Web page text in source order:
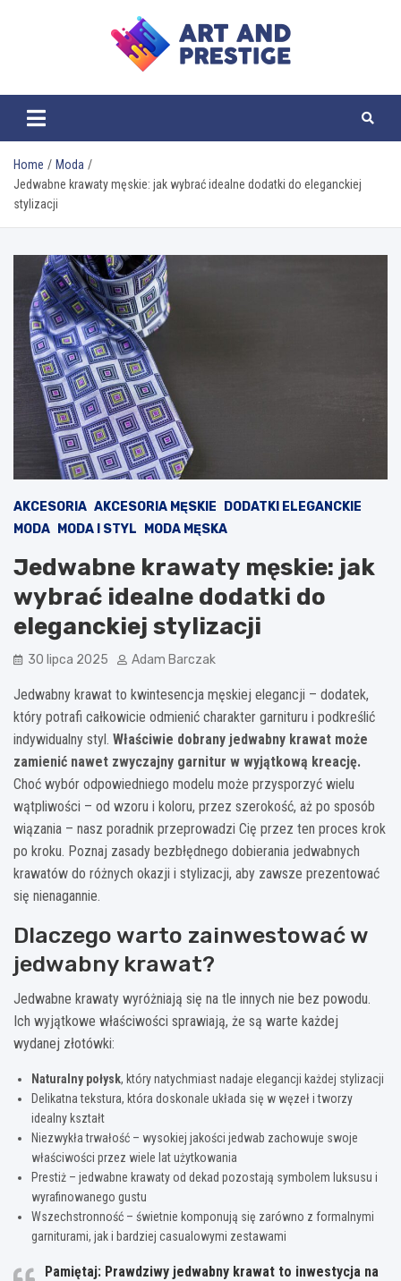
ART AND PRESTIGE
Home
Moda
Jedwabne krawaty męskie: jak wybrać idealne dodatki do eleganckiej
stylizacji
AKCESORIA AKCESORIA MĘSKIE
DODATKI ELEGANCKIE
MODA
MODA I STYL MODA MĘSKA
Jedwabne krawaty męskie: jak
wybrać idealne dodatki do
eleganckiej stylizacji
30 lipca 2025 Adam Barczak
Jedwabny krawat to kwintesencja męskiej elegancji – dodatek,
który potrafi całkowicie odmienić charakter garnituru i podkreślić
indywidualny styl. Właściwie dobrany jedwabny krawat może
zamienić nawet zwyczajny garnitur w wyjątkową kreację.
Choć wybór odpowiedniego modelu może przysporzyć wielu
wątpliwości – od wzoru i koloru, przez szerokość, aż po sposób
wiązania – nasz poradnik przeprowadzi Cię przez ten proces krok
po kroku. Poznaj zasady bezbłędnego dobierania jedwabnych
krawatów do różnych okazji i stylizacji, aby zawsze prezentować
się nienagannie.
Dlaczego warto zainwestować w
jedwabny krawat?
Jedwabne krawaty wyróżniają się na tle innych nie bez powodu.
Ich wyjątkowe właściwości sprawiają, że są warte każdej
wydanej złotówki:
Naturalny połysk, który natychmiast nadaje elegancji każdej stylizacji
Delikatna tekstura, która doskonale układa się w węzeł i tworzy
idealny kształt
Niezwykła trwałość – wysokiej jakości jedwab zachowuje swoje
właściwości przez wiele lat użytkowania
Prestiż – jedwabne krawaty od dekad pozostają symbolem luksusu i
wyrafinowanego gustu
Wszechstronność – świetnie komponują się zarówno z formalnymi
garniturami, jak i bardziej casualowymi zestawami
Pamiętaj: Prawdziwy jedwabny krawat to inwestycja na